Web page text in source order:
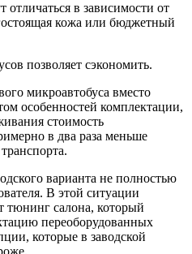
в зависимости от
кожа или бюджетный
позволяет сэкономить.
микроавтобуса вместо
особенностей комплектации,
стоимость
в два раза меньше
варианта не полностью
В этой ситуации
тюнинг салона, который
переоборудованных
которые в заводской